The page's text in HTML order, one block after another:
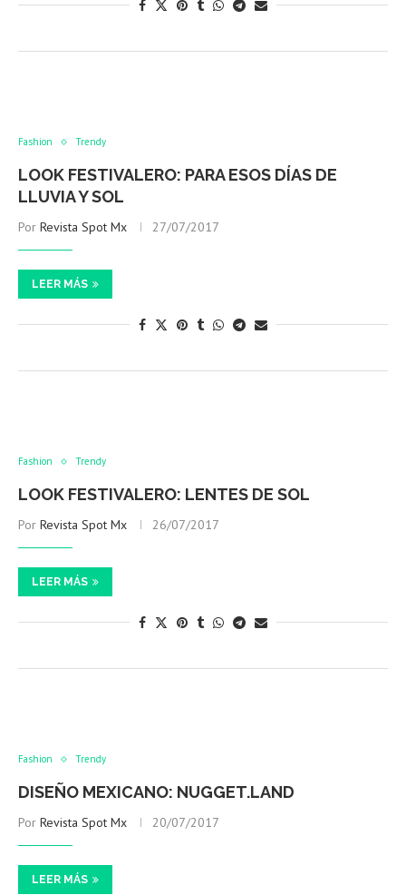
Fashion Trendy
LOOK FESTIVALERO: PARA ESOS DÍAS DE
LLUVIA Y SOL
Por Revista Spot Mx 27/07/2017
LEER MÁS
Fashion Trendy
LOOK FESTIVALERO: LENTES DE SOL
Por Revista Spot Mx 26/07/2017
LEER MÁS
Fashion Trendy
DISEÑO MEXICANO: NUGGET.LAND
Por Revista Spot Mx 20/07/2017
LEER MÁS